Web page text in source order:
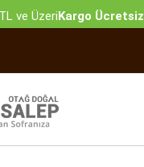
ve ÜzeriKargo Ücretsiz